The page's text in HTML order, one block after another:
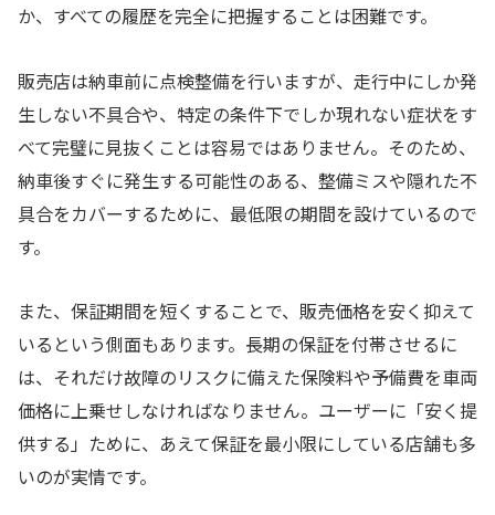
か、すべての履歴を完全に把握することは困難です。
販売店は納車前に点検整備を行いますが、走行中にしか発
生しない不具合や、特定の条件下でしか現れない症状をす
べて完璧に見抜くことは容易ではありません。そのため、
納車後すぐに発生する可能性のある、整備ミスや隠れた不
具合をカバーするために、最低限の期間を設けているので
す。
また、保証期間を短くすることで、販売価格を安く抑えて
いるという側面もあります。長期の保証を付帯させるに
は、それだけ故障のリスクに備えた保険料や予備費を車両
価格に上乗せしなければなりません。ユーザーに「安く提
供する」ために、あえて保証を最小限にしている店舗も多
いのが実情です。